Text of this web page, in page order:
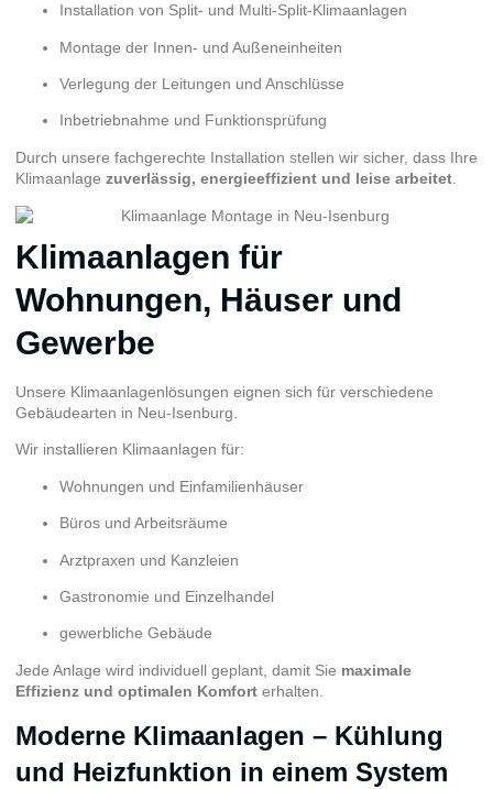
Installation von Split- und Multi-Split-Klimaanlagen
Montage der Innen- und Außeneinheiten
Verlegung der Leitungen und Anschlüsse
Inbetriebnahme und Funktionsprüfung
Durch unsere fachgerechte Installation stellen wir sicher, dass Ihre
Klimaanlage zuverlässig, energieeffizient und leise arbeitet
Klimaanlagen für
Wohnungen, Häuser und
Gewerbe
Unsere Klimaanlagenlösungen eignen sich für verschiedene
Gebäudearten in Neu-Isenburg.
Wir installieren Klimaanlagen für:
Wohnungen und Einfamilienhäuser
Büros und Arbeitsräume
Arztpraxen und Kanzleien
Gastronomie und Einzelhandel
gewerbliche Gebäude
Jede Anlage wird individuell geplant, damit Sie maximale
Effizienz und optimalen Komfort erhalten.
Moderne Klimaanlagen – Kühlung
und Heizfunktion in einem System